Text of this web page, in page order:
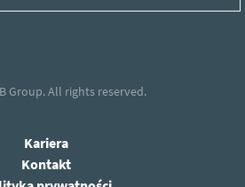
Group.All rights reserved.
Kariera
Kontakt